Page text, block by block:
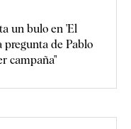
un bulo en 'El
pregunta de Pablo
campaña"